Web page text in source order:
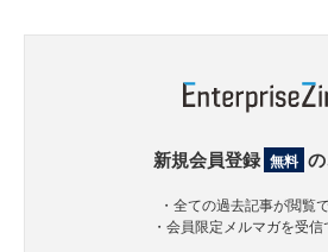
新規会員登録 無料
・全ての過去記事が閲覧
・会員限定メルマガを受